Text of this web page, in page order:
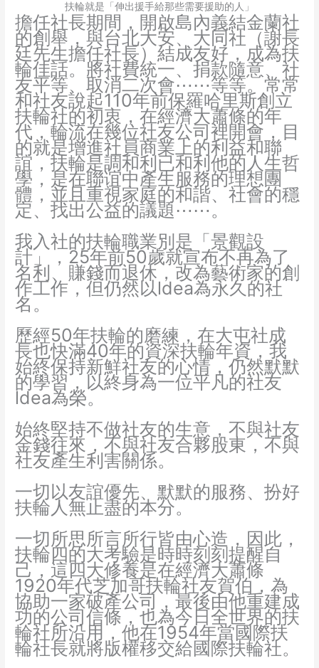
扶輪就是「伸出援手給那些需要援助的人」
擔任社長期間，開啟島內義結金蘭社
的創舉，與台北大安、大同社（謝長
廷先生擔任社長）結成友好，成為扶
輪佳話。將社費統一、捐款隨意、社
友平等、取消二次會⋯⋯等等。常常
和社友說起110年前保羅哈里斯創立
扶輪社的初衷，在經濟大蕭條的年
代，輪流在幾位社友公司裡開會，目
的就是增進社員商業上的利益和聯
誼，扶輪是調和利已和利他的人生哲
學，是在聯谊中產生服務的理想團
體，並且重視家庭的和諧、社會的穩
定、找出公益的議題⋯⋯。
我入社的扶輪職業別是「景觀設
計」，25年前50歲就宣布不再為了
名利、賺錢而退休，改為藝術家的創
作工作，但仍然以ldea為永久的社
名。
歷經50年扶輪的磨練，在大屯社成
長也快滿40年的資深扶輪年資，我
始終保持新鮮社友的心情，仍然默默
的學習，以終身為一位平凡的社友
ldea為榮。
始終堅持不做社友的生意，不與社友
金錢往來，不與社友合夥股東，不與
社友產生利害關係。
一切以友誼優先、默默的服務、扮好
扶輪人無止盡的本分。
一切所思所言所行皆由心造，因此，
扶輪四的大考驗是時時刻刻提醒自
己，這四大修養是在經濟大蕭條
1920年代芝加哥扶輪社友賀伯，為
協助一家破產公司，最後由他重建成
功的公司信條，也為今日全世界的扶
輪社所沿用，他在1954年當國際扶
輪社長就將版權移交給國際扶輪社。